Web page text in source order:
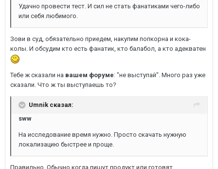
Удачно провести тест. И сил не стать фанатиками чего-либо
или себя любимого.
Зови в суд, обязательно приедем, накупим попкорна и кока-
колы. И обсудим кто есть фанатик, кто балабол, а кто адекватен
Тебе ж сказали на вашем форуме: "не выступай". Много раз уже
сказали. Что ж ты выступаешь то?
Umnik сказал:
sww
На исследование время нужно. Просто скачать нужную
локализацию быстрее и проще.
Правильно. Обычно когда пишут продукт или готовят